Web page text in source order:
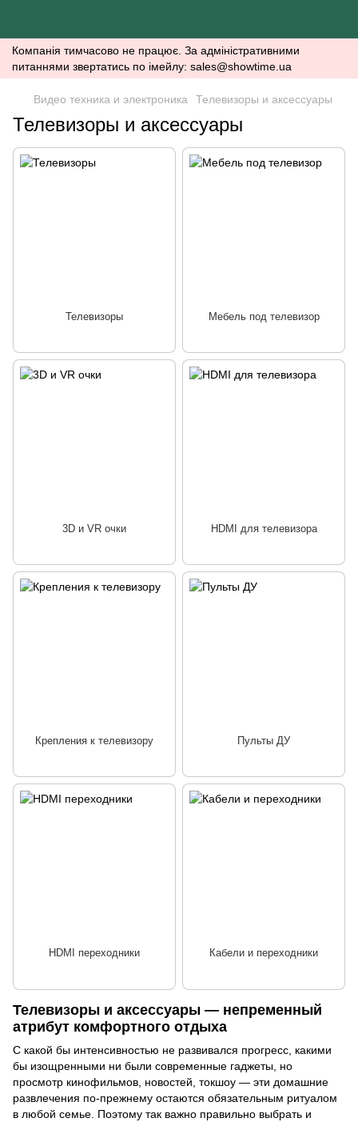
Компанія тимчасово не працює. За адміністративними
питаннями звертатись по імейлу: sales@showtime.ua
Видео техника и электроника Телевизоры и аксессуары
Телевизоры и аксессуары
Телевизоры и аксессуары — непременный
атрибут комфортного отдыха
С какой бы интенсивностью не развивался прогресс, какими
бы изощренными ни были современные гаджеты, но
просмотр кинофильмов, новостей, токшоу — эти домашние
развлечения по-прежнему остаются обязательным ритуалом
в любой семье. Поэтому так важно правильно выбрать и
Телевизоры Мебель под телевизор
3D и VR очки HDMI для телевизора
Крепления к телевизору Пульты ДУ
HDMI переходники Кабели и переходники